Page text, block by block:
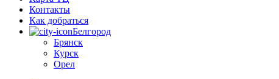
Контакты
Как добраться
Белгород
Брянск
Курск
Орел